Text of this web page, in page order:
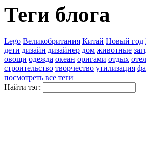
Теги блога
Lego Великобритания Китай Новый год
дети дизайн дизайнер дом животные
овощи одежда океан оригами отдых
строительство творчество утилизация
посмотреть все теги
Найти тэг: